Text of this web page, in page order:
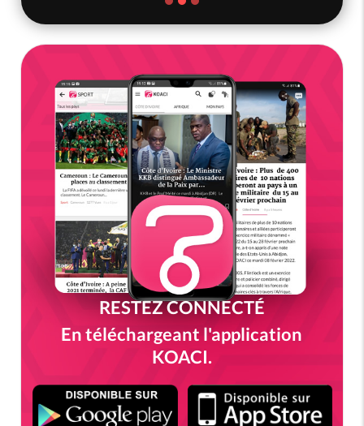
RESTEZ CONNECTÉ
En téléchargeant l'application
KOACI.